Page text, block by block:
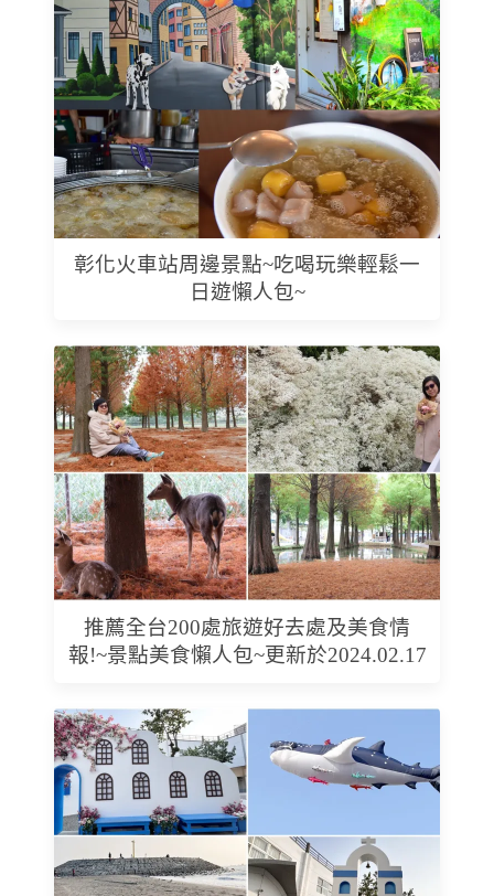
彰化火車站周邊景點~吃喝玩樂輕鬆一
日遊懶人包~
推薦全台200處旅遊好去處及美食情
報!~景點美食懶人包~更新於2024.02.17